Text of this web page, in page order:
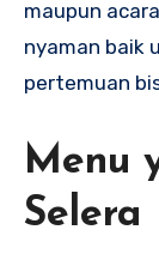
maupun
nyaman baik
pertemuan
Menu
Selera